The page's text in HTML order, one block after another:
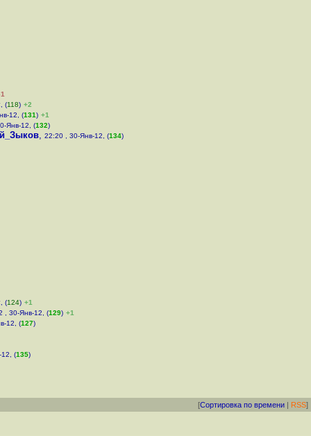
(118) +2
12, (131) +1
Янв-12, (132)
, 22:20 , 30-Янв-12, (134)
(124) +1
, 30-Янв-12, (129) +1
12, (127)
(135)
[Сортировка по времени | RSS]